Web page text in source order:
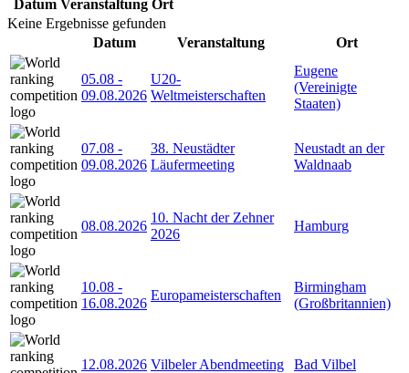
Datum Veranstaltung Ort
Keine Ergebnisse gefunden
Datum
Veranstaltung Ort
05.08 -
09.08.2026
U20-
Weltmeisterschaften
Eugene
(Vereinigte
Staaten)
07.08 -
09.08.2026
38. Neustädter
Läufermeeting
Neustadt an der
Waldnaab
08.08.2026
10. Nacht der Zehner
2026
Hamburg
10.08 -
16.08.2026
Europameisterschaften
Birmingham
(Großbritannien)
12.08.2026 Vilbeler Abendmeeting Bad Vilbel